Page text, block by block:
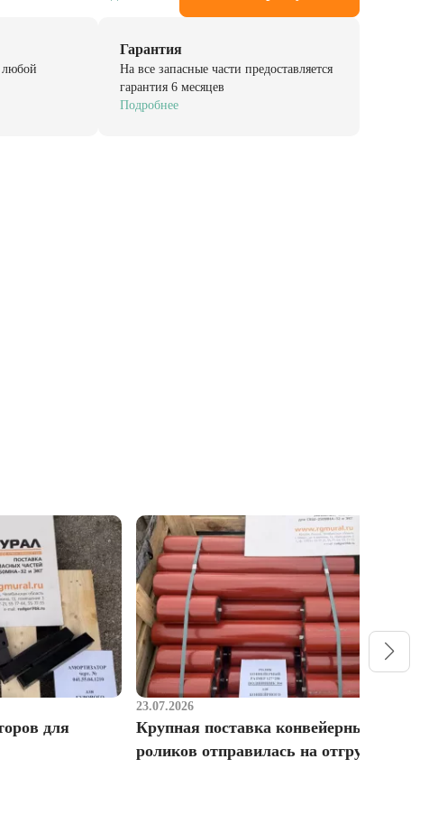
любой
Гарантия
На все запасные части предоставляется
гарантия 6 месяцев
Подробнее
для
23.07.2026
Крупная поставка конвейерных
роликов отправилась на отгрузку